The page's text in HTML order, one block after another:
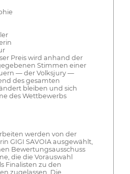
Preis wird anhand der
Stimmen einer
— der Volksjury —
des gesamten
bleiben und sich
des Wettbewerbs
werden von der
GIGI SAVOIA ausgewählt,
Bewertungsausschuss
die die Vorauswahl
Finalisten zu den
zugelassen. Die